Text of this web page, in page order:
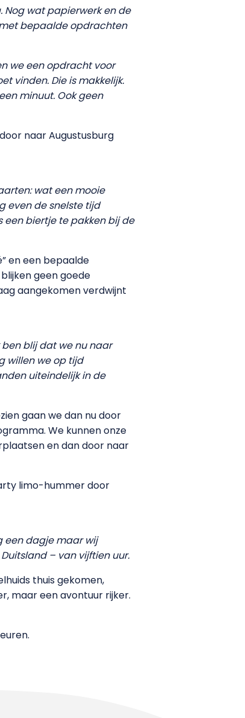
Nog wat papierwerk en de
bepaalde opdrachten
we een opdracht voor
vinden. Die is makkelijk.
minuut. Ook geen
naar Augustusburg
wat een mooie
even de snelste tijd
een biertje te pakken bij de
en een bepaalde
geen goede
aangekomen verdwijnt
blij dat we nu naar
willen we op tijd
uiteindelijk in de
gaan we dan nu door
We kunnen onze
en dan door naar
limo-hummer door
een dagje maar wij
– van vijftien uur.
thuis gekomen,
maar een avontuur rijker.